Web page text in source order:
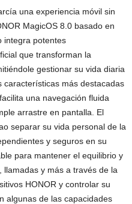
una experiencia móvil sin
MagicOS 8.0 basado en
integra potentes
que transforman la
gestionar su vida diaria
características más destacadas
una navegación fluida
arrastre en pantalla. El
separar su vida personal de la
y seguros en su
para mantener el equilibrio y
y más a través de la
HONOR y controlar su
algunas de las capacidades